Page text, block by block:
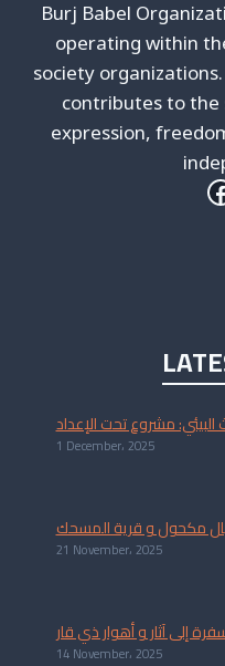
Burj Babel
operating within
society
contributes to
expression,
البيئي: مشروع تحت الإعداد
1 December، 2025
مكحول و قرية المسحك
21 November، 2025
إلى آثار و أهوار ذي قار
14 November، 2025